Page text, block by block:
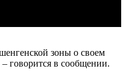
зоны о своем
говорится в сообщении.